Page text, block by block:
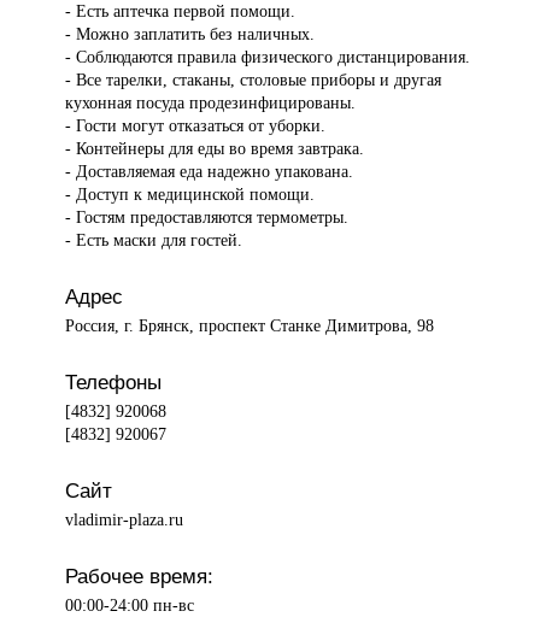
- Есть аптечка первой помощи.
- Можно заплатить без наличных.
- Соблюдаются правила физического дистанцирования.
- Все тарелки, стаканы, столовые приборы и другая
кухонная посуда продезинфицированы.
- Гости могут отказаться от уборки.
- Контейнеры для еды во время завтрака.
- Доставляемая еда надежно упакована.
- Доступ к медицинской помощи.
- Гостям предоставляются термометры.
- Есть маски для гостей.
Адрес
Россия, г. Брянск, проспект Станке Димитрова, 98
Телефоны
[4832] 920068
[4832] 920067
Сайт
vladimir-plaza.ru
Рабочее время:
00:00-24:00 пн-вс